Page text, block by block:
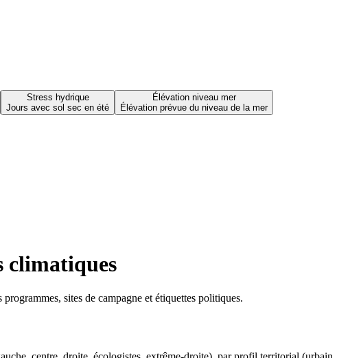
Stress hydrique
Jours avec sol sec en été
Élévation niveau mer
Élévation prévue du niveau de la mer
climatiques
sites de campagne et étiquettes politiques.